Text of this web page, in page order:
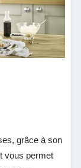
grâce à son
vous permet